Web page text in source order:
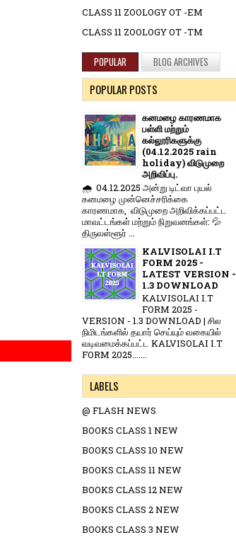
CLASS 11 ZOOLOGY OT -EM
CLASS 11 ZOOLOGY OT -TM
POPULAR BLOG ARCHIVES
POPULAR POSTS
கனமழை காரணமாக
பள்ளி மற்றும்
கல்லூரிகளுக்கு
(04.12.2025 rain
holiday) விடுமுறை
அறிவிப்பு.
🌧️ 04.12.2025 அன்று டிட்வா புயல்
கனமழை முன்னெச்சரிக்கை
காரணமாக, விடுமுறை அறிவிக்கப்பட்ட
மாவட்டங்கள் மற்றும் நிறுவனங்கள்: 💦
திருவள்ளூர் ...
KALVISOLAI I.T
FORM 2025 -
LATEST VERSION -
1.3 DOWNLOAD
KALVISOLAI I.T
FORM 2025 -
VERSION - 1.3 DOWNLOAD | சில
நிமிடங்களில் தயார் செய்யும் வகையில்
வடிவமைக்கப்பட்ட KALVISOLAI I.T
FORM 2025.......
LABELS
@ FLASH NEWS
BOOKS CLASS 1 NEW
BOOKS CLASS 10 NEW
BOOKS CLASS 11 NEW
BOOKS CLASS 12 NEW
BOOKS CLASS 2 NEW
BOOKS CLASS 3 NEW